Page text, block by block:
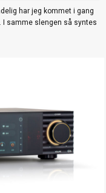
har jeg kommet i gang
I samme slengen så syntes